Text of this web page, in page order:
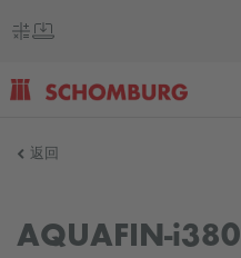
国
返回
AQUAFIN-i380